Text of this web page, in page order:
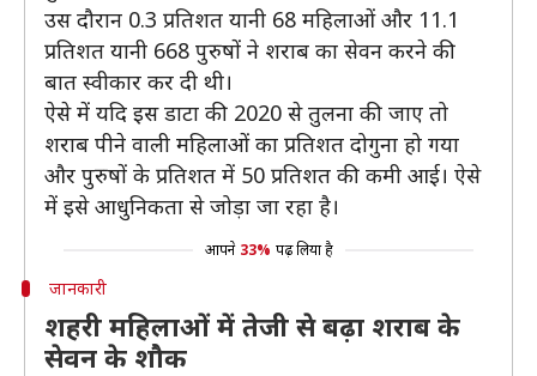
उस दौरान 0.3 प्रतिशत यानी 68 महिलाओं और 11.1
प्रतिशत यानी 668 पुरुषों ने शराब का सेवन करने की
बात स्वीकार कर दी थी।
ऐसे में यदि इस डाटा की 2020 से तुलना की जाए तो
शराब पीने वाली महिलाओं का प्रतिशत दोगुना हो गया
और पुरुषों के प्रतिशत में 50 प्रतिशत की कमी आई। ऐसे
में इसे आधुनिकता से जोड़ा जा रहा है।
आपने 33% पढ़ लिया है
जानकारी
शहरी महिलाओं में तेजी से बढ़ा शराब के
सेवन के शौक